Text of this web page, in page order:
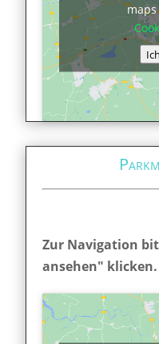
Zur Navigation
ansehen" klicken.